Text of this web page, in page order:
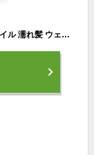
【 ラドール ポリッシュオイル10ml /80ml 】 ヘアオイル 濡れ髪 ウェットスタイ リング 韓国ヘアオイル プレゼント ギフト 送料無料 LADOR公式